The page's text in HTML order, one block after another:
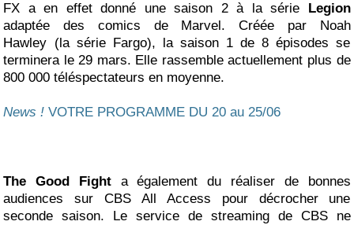
FX a en effet donné une saison 2 à la série
Legion
adaptée des comics de Marvel. Créée par Noah
Hawley (la série Fargo), la saison 1 de 8 épisodes se
terminera le 29 mars. Elle rassemble actuellement plus de
800 000 téléspectateurs en moyenne.
News ! VOTRE PROGRAMME DU 20 au 25/06
The Good Fighta également du réaliser de bonnes
audiences sur CBS All Access pour décrocher une
seconde saison. Le service de streaming de CBS ne